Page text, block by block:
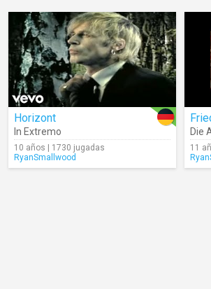
Horizont
In Extremo
10 años | 1730 jugadas
RyanSmallwood
Die
11